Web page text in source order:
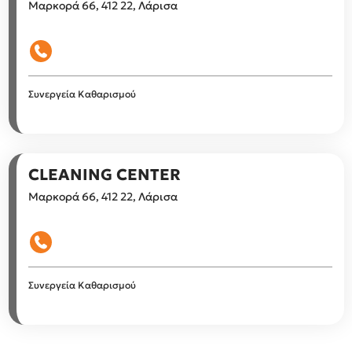
Μαρκορά 66, 412 22, Λάρισα
Συνεργεία Καθαρισμού
CLEANING CENTER
Μαρκορά 66, 412 22, Λάρισα
Συνεργεία Καθαρισμού